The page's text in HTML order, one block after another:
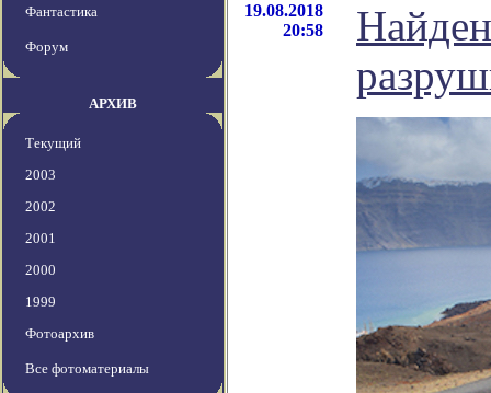
Фантастика
Форум
АРХИВ
Текущий
2003
2002
2001
2000
1999
Фотоархив
Все фотоматериалы
19.08.2018
20:58